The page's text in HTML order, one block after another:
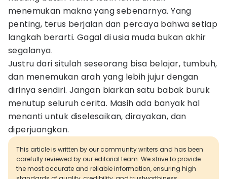
menemukan makna yang sebenarnya. Yang
penting, terus berjalan dan percaya bahwa setiap
langkah berarti. Gagal di usia muda bukan akhir
segalanya.
Justru dari situlah seseorang bisa belajar, tumbuh,
dan menemukan arah yang lebih jujur dengan
dirinya sendiri. Jangan biarkan satu babak buruk
menutup seluruh cerita. Masih ada banyak hal
menanti untuk diselesaikan, dirayakan, dan
diperjuangkan.
This article is written by our community writers and has been
carefully reviewed by our editorial team. We strive to provide
the most accurate and reliable information, ensuring high